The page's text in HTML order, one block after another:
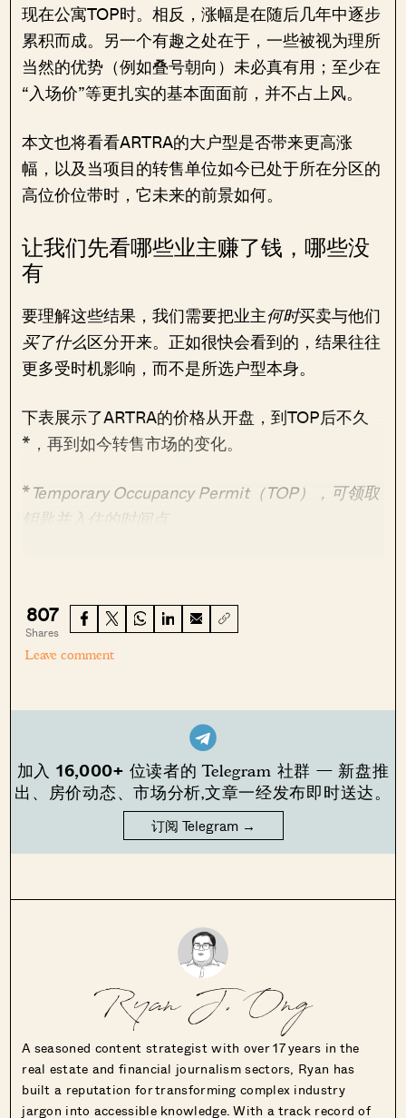
现在公寓TOP时。相反，涨幅是在随后几年中逐步
累积而成。另一个有趣之处在于，一些被视为理所
当然的优势（例如叠号朝向）未必真有用；至少在
“入场价”等更扎实的基本面面前，并不占上风。
本文也将看看ARTRA的大户型是否带来更高涨
幅，以及当项目的转售单位如今已处于所在分区的
高位价位带时，它未来的前景如何。
让我们先看哪些业主赚了钱，哪些没
有
要理解这些结果，我们需要把业主何时买卖与他们
买了什么区分开来。正如很快会看到的，结果往往
更多受时机影响，而不是所选户型本身。
下表展示了ARTRA的价格从开盘，到TOP后不久
*，再到如今转售市场的变化。
*Temporary Occupancy Permit（TOP），可领取
钥匙并入住的时间点。
807
Shares
Leave comment
加入 16,000+ 位读者的 Telegram 社群 — 新盘推
出、房价动态、市场分析,文章一经发布即时送达。
订阅 Telegram →
Ryan J. Ong
A seasoned content strategist with over 17 years in the
real estate and financial journalism sectors, Ryan has
built a reputation for transforming complex industry
jargon into accessible knowledge. With a track record of